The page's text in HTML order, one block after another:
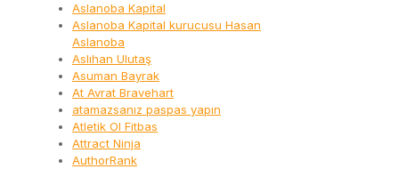
Aslanoba Kapital
Aslanoba Kapital kurucusu Hasan
Aslanoba
Aslıhan Ulutaş
Asuman Bayrak
At Avrat Bravehart
atamazsanız paspas yapın
Atletik Ol Fitbas
Attract Ninja
AuthorRank